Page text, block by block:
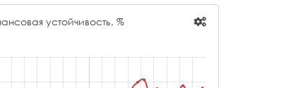
устойчивость, %